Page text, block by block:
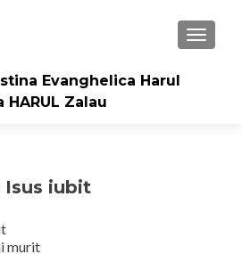
Evanghelica Harul
HARUL Zalau
iubit
murit